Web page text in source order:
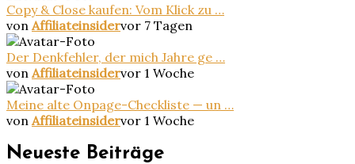
Copy & Close kaufen: Vom Klick zu …
von Affiliateinsidervor 7 Tagen
Der Denkfehler, der mich Jahre ge …
von Affiliateinsidervor 1 Woche
Meine alte Onpage-Checkliste — un …
von Affiliateinsidervor 1 Woche
Neueste Beiträge